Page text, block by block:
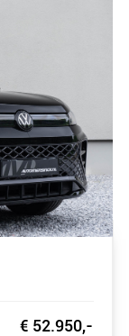
€ 52.950,-